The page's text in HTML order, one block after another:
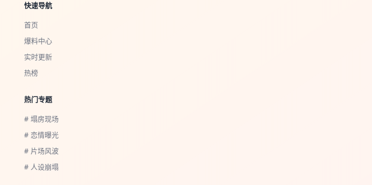
快速导航
首页
爆料中心
实时更新
热榜
热门专题
# 塌房现场
# 恋情曝光
# 片场风波
# 人设崩塌